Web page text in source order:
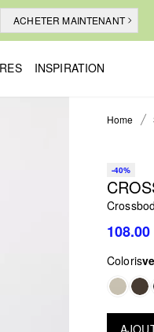
ACHETER MAINTENANT
INSPIRATION
Home
-40%
Coloris